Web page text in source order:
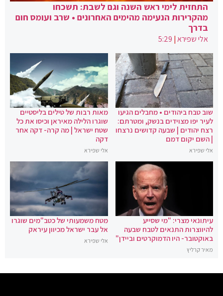
התחזית לימי ראש השנה וגם לשבת: תשכחו
מהקרירות הנעימה מהימים האחרונים • שרב ועומס חום
בדרך
אלי שפירא|
5:29
שוב טבח ביהודים • מחבלים הגיעו
לעיר יפו מצוידים בנשק, ומטרתם:
רצח יהודים | שבעה קדושים נרצחו
| השם יקום דמם
אלי שפירא
מאות רבות של טילים בליסטיים
שוגרו הלילה מאיראן וכיסו את כל
שטח ישראל | מה קרה- דקה אחר
דקה
אלי שפירא
עיתונאי מצרי: "מי שסייע
להיווצרות התנאים לטבח שבעה
באוקטובר- היו הדמוקרטים וביידן"
מאיר קרליץ
מטח משמעותי של כטב"מים שוגרו
אל עבר ישראל מכיוון עיראק
אלי שפירא